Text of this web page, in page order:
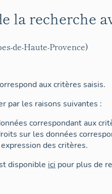
la recherche
de-Haute-Provence)
aux critères saisis.
par les raisons suivantes :
correspondant aux
sur les données
des critères.
disponible ici pour plus de